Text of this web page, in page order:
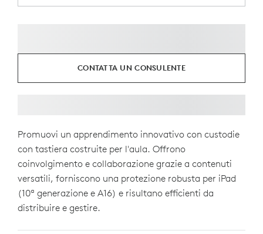
CONTATTA UN CONSULENTE
Promuovi un apprendimento innovativo con custodie
con tastiera costruite per l'aula. Offrono
coinvolgimento e collaborazione grazie a contenuti
versatili, forniscono una protezione robusta per iPad
(10ª generazione e A16) e risultano efficienti da
distribuire e gestire.